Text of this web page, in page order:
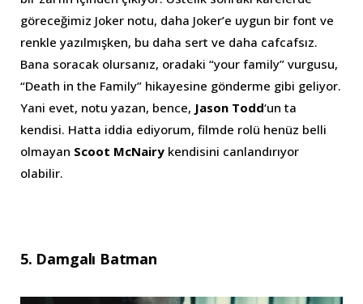
göreceğimiz Joker notu, daha Joker’e uygun bir font ve
renkle yazılmışken, bu daha sert ve daha cafcafsız.
Bana soracak olursanız, oradaki “your family” vurgusu,
“Death in the Family” hikayesine gönderme gibi geliyor.
Yani evet, notu yazan, bence, Jason Todd‘un ta
kendisi. Hatta iddia ediyorum, filmde rolü henüz belli
olmayan Scoot McNairy kendisini canlandırıyor
olabilir.
5. Damgalı Batman